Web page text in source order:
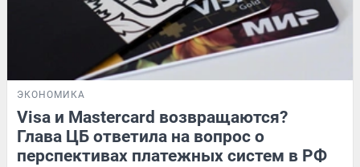
ЭКОНОМИКА
Visa и Mastercard возвращаются?
Глава ЦБ ответила на вопрос о
перспективах платежных систем в РФ